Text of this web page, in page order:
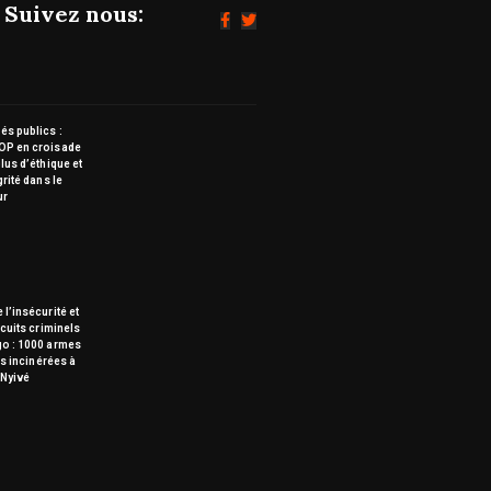
Suivez nous:
publics :
en croisade
d’éthique et
dans le
l’insécurité et
criminels
: 1000 armes
incinérées à